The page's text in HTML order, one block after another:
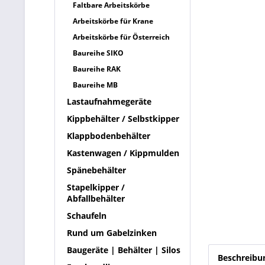
Faltbare Arbeitskörbe
Arbeitskörbe für Krane
Arbeitskörbe für Österreich
Baureihe SIKO
Baureihe RAK
Baureihe MB
Lastaufnahmegeräte
Kippbehälter / Selbstkipper
Klappbodenbehälter
Kastenwagen / Kippmulden
Spänebehälter
Stapelkipper /
Abfallbehälter
Schaufeln
Rund um Gabelzinken
Baugeräte | Behälter | Silos